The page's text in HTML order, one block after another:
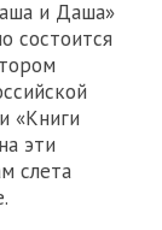
и Даша»
состоится
«Книги
эти
слета